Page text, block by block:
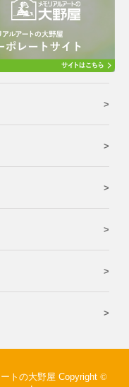
トの大野屋 Copyright ©